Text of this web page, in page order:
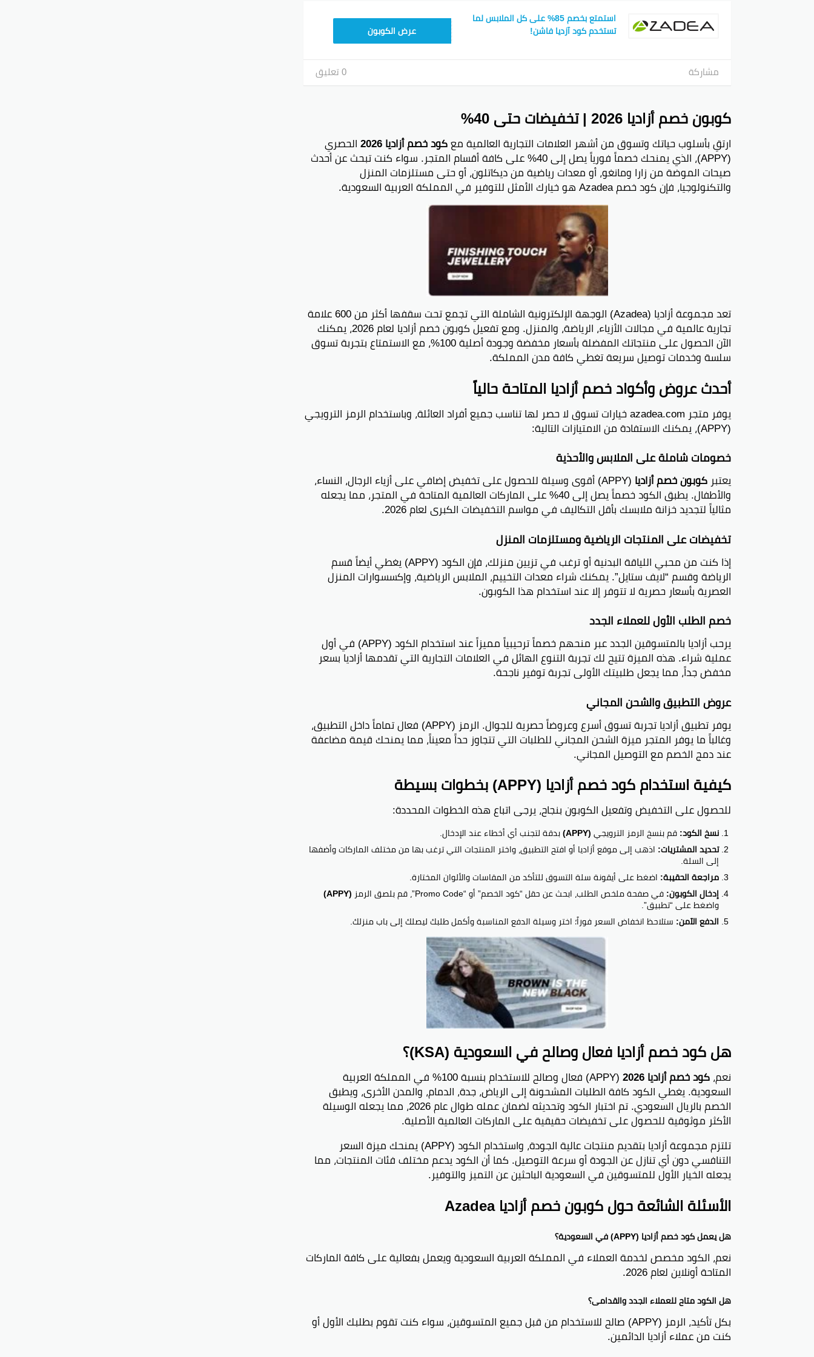
استمتع بخصم 85% على كل الملابس لما
تستخدم كود آزديا فاشن!
APPYعرض الكوبون
مشاركة 0 تعليق
كوبون خصم أزاديا 2026 | تخفيضات حتى 40%
ارتقِ بأسلوب حياتك وتسوق من أشهر العلامات التجارية العالمية معكود خصم أزاديا 2026 الحصري
(APPY)، الذي يمنحك خصماً فورياً يصل إلى 40% على كافة أقسام المتجر. سواء كنت تبحث عن أحدث
صيحات الموضة من زارا ومانغو، أو معدات رياضية من ديكاتلون، أو حتى مستلزمات المنزل
والتكنولوجيا، فإن كود خصم Azadea هو خيارك الأمثل للتوفير في المملكة العربية السعودية.
تعد مجموعة أزاديا (Azadea) الوجهة الإلكترونية الشاملة التي تجمع تحت سقفها أكثر من 600 علامة
تجارية عالمية في مجالات الأزياء، الرياضة، والمنزل. ومع تفعيل كوبون خصم أزاديا لعام 2026، يمكنك
الآن الحصول على منتجاتك المفضلة بأسعار مخفضة وجودة أصلية 100%، مع الاستمتاع بتجربة تسوق
سلسة وخدمات توصيل سريعة تغطي كافة مدن المملكة.
أحدث عروض وأكواد خصم أزاديا المتاحة حالياً
يوفر متجر azadea.com خيارات تسوق لا حصر لها تناسب جميع أفراد العائلة، وباستخدام الرمز الترويجي
(APPY)، يمكنك الاستفادة من الامتيازات التالية:
خصومات شاملة على الملابس والأحذية
يعتبركوبون خصم أزاديا (APPY) أقوى وسيلة للحصول على تخفيض إضافي على أزياء الرجال، النساء،
والأطفال. يطبق الكود خصماً يصل إلى 40% على الماركات العالمية المتاحة في المتجر، مما يجعله
مثالياً لتجديد خزانة ملابسك بأقل التكاليف في مواسم التخفيضات الكبرى لعام 2026.
تخفيضات على المنتجات الرياضية ومستلزمات المنزل
إذا كنت من محبي اللياقة البدنية أو ترغب في تزيين منزلك، فإن الكود (APPY) يغطي أيضاً قسم
الرياضة وقسم “لايف ستايل”. يمكنك شراء معدات التخييم، الملابس الرياضية، وإكسسوارات المنزل
العصرية بأسعار حصرية لا تتوفر إلا عند استخدام هذا الكوبون.
خصم الطلب الأول للعملاء الجدد
يرحب أزاديا بالمتسوقين الجدد عبر منحهم خصماً ترحيبياً مميزاً عند استخدام الكود (APPY) في أول
عملية شراء. هذه الميزة تتيح لك تجربة التنوع الهائل في العلامات التجارية التي تقدمها أزاديا بسعر
مخفض جداً، مما يجعل طلبيتك الأولى تجربة توفير ناجحة.
عروض التطبيق والشحن المجاني
يوفر تطبيق أزاديا تجربة تسوق أسرع وعروضاً حصرية للجوال. الرمز (APPY) فعال تماماً داخل التطبيق،
وغالباً ما يوفر المتجر ميزة الشحن المجاني للطلبات التي تتجاوز حداً معيناً، مما يمنحك قيمة مضاعفة
عند دمج الخصم مع التوصيل المجاني.
كيفية استخدام كود خصم أزاديا (APPY) بخطوات بسيطة
للحصول على التخفيض وتفعيل الكوبون بنجاح، يرجى اتباع هذه الخطوات المحددة:
نسخ الكود:قم بنسخ الرمز الترويجي(APPY)
بدقة لتجنب أي أخطاء عند الإدخال.
تحديد المشتريات: اذهب إلى موقع أزاديا أو افتح التطبيق، واختر المنتجات التي ترغب بها من مختلف الماركات وأضفها
إلى السلة.
مراجعة الحقيبة: اضغط على أيقونة سلة التسوق للتأكد من المقاسات والألوان المختارة.
إدخال الكوبون:في صفحة ملخص الطلب، ابحث عن حقل “كود الخصم” أو “Promo Code”، قم بلصق الرمز (APPY)
واضغط على “تطبيق”.
الدفع الآمن: ستلاحظ انخفاض السعر فوراً؛ اختر وسيلة الدفع المناسبة وأكمل طلبك ليصلك إلى باب منزلك.
هل كود خصم أزاديا فعال وصالح في السعودية (KSA)؟
نعم،كود خصم أزاديا 2026 (APPY) فعال وصالح للاستخدام بنسبة 100% في المملكة العربية
السعودية. يغطي الكود كافة الطلبات المشحونة إلى الرياض، جدة، الدمام، والمدن الأخرى، ويطبق
الخصم بالريال السعودي. تم اختبار الكود وتحديثه لضمان عمله طوال عام 2026، مما يجعله الوسيلة
الأكثر موثوقية للحصول على تخفيضات حقيقية على الماركات العالمية الأصلية.
تلتزم مجموعة أزاديا بتقديم منتجات عالية الجودة، واستخدام الكود (APPY) يمنحك ميزة السعر
التنافسي دون أي تنازل عن الجودة أو سرعة التوصيل. كما أن الكود يدعم مختلف فئات المنتجات، مما
يجعله الخيار الأول للمتسوقين في السعودية الباحثين عن التميز والتوفير.
الأسئلة الشائعة حول كوبون خصم أزاديا Azadea
هل يعمل كود خصم أزاديا (APPY) في السعودية؟
نعم، الكود مخصص لخدمة العملاء في المملكة العربية السعودية ويعمل بفعالية على كافة الماركات
المتاحة أونلاين لعام 2026.
هل الكود متاح للعملاء الجدد والقدامى؟
بكل تأكيد، الرمز (APPY) صالح للاستخدام من قبل جميع المتسوقين، سواء كنت تقوم بطلبك الأول أو
كنت من عملاء أزاديا الدائمين.